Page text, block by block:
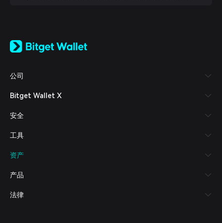
日本語
Español (Latinoamérica)
Italiano
Deutsch
繁體中文
Bahasa Indonesia
ภาษาไทย
العربية
हिन्दी
公司
Bitget Wallet X
安全
工具
资产
产品
法律